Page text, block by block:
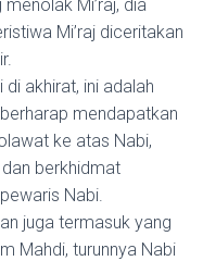
Mi’raj, dia
Mi’raj diceritakan
akhirat, ini adalah
mendapatkan
ke atas Nabi,
berkhidmat
Nabi.
juga termasuk yang
Mahdi, turunnya Nabi